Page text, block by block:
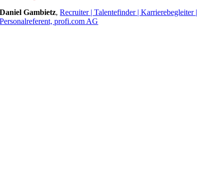
Daniel Gambietz,Recruiter | Talentefinder | Karrierebegleiter |
Personalreferent, profi.com AG